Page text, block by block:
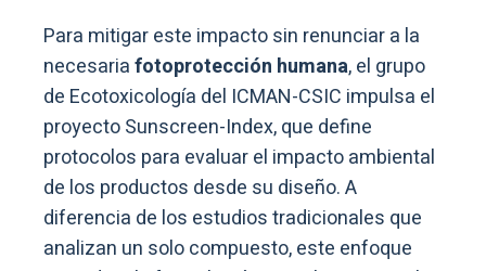
Para mitigar este impacto sin renunciar a la
necesariafotoprotección humana, el grupo
de Ecotoxicología del ICMAN-CSIC impulsa el
proyecto Sunscreen-Index, que define
protocolos para evaluar el impacto ambiental
de los productos desde su diseño. A
diferencia de los estudios tradicionales que
analizan un solo compuesto, este enfoque